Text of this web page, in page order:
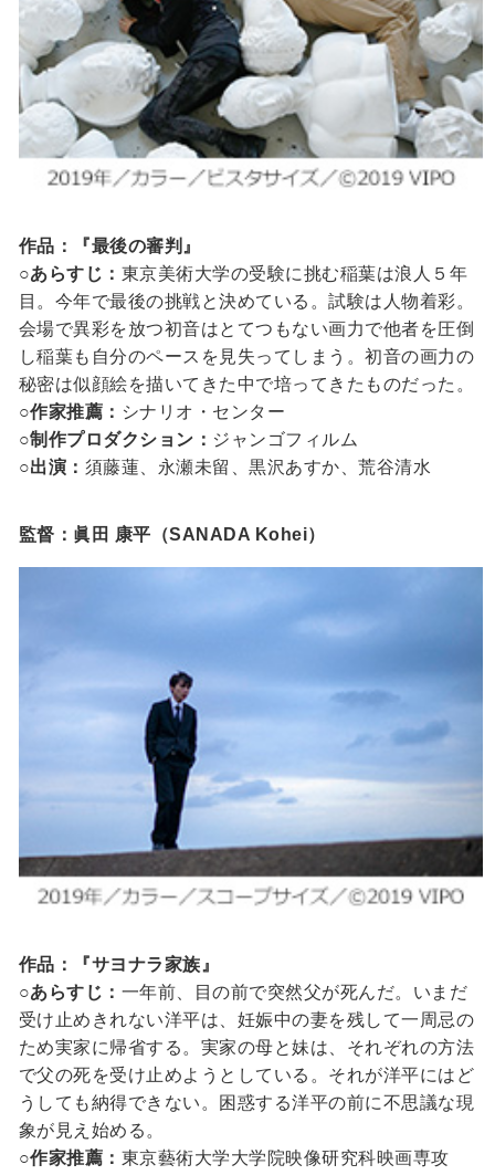
作品：『最後の審判』
○あらすじ： 東京美術大学の受験に挑む稲葉は浪人５年
目。今年で最後の挑戦と決めている。試験は人物着彩。
会場で異彩を放つ初音はとてつもない画力で他者を圧倒
し稲葉も自分のペースを見失ってしまう。初音の画力の
秘密は似顔絵を描いてきた中で培ってきたものだった。
○作家推薦： シナリオ・センター
○制作プロダクション： ジャンゴフィルム
○出演： 須藤蓮、永瀬未留、黒沢あすか、荒谷清水
監督：眞田 康平（SANADA Kohei）
作品：『サヨナラ家族』
○あらすじ： 一年前、目の前で突然父が死んだ。いまだ
受け止めきれない洋平は、妊娠中の妻を残して一周忌の
ため実家に帰省する。実家の母と妹は、それぞれの方法
で父の死を受け止めようとしている。それが洋平にはど
うしても納得できない。困惑する洋平の前に不思議な現
象が見え始める。
○作家推薦： 東京藝術大学大学院映像研究科映画専攻